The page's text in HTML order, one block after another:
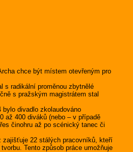
chce být místem otevřeným pro
radikální proměnou zbytnělé
s pražským magistrátem stal
divadlo zkolaudováno
až 400 diváků (nebo – v případě
činohru až po scénický tanec či
22 stálých pracovníků, kteří
Tento způsob práce umožňuje